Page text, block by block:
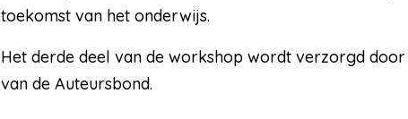
toekomst van het onderwijs.
Het derde deel van de workshop wordt verzorgd
van de Auteursbond.